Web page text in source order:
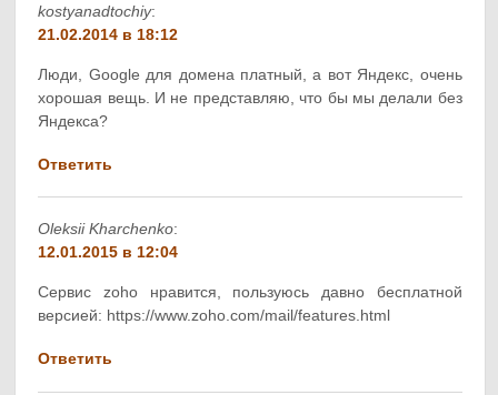
kostyanadtochiy:
21.02.2014 в 18:12
Люди, Google для домена платный, а вот Яндекс, очень
хорошая вещь. И не представляю, что бы мы делали без
Яндекса?
Ответить
Oleksii Kharchenko:
12.01.2015 в 12:04
Сервис zoho нравится, пользуюсь давно бесплатной
версией: https://www.zoho.com/mail/features.html
Ответить